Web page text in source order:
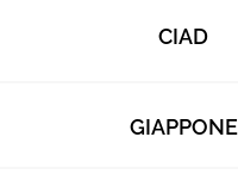
CIAD
GIAPPONE